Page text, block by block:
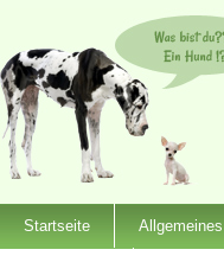
Startseite